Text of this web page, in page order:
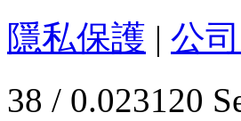
隱私保護 | 公
38 / 0.023120